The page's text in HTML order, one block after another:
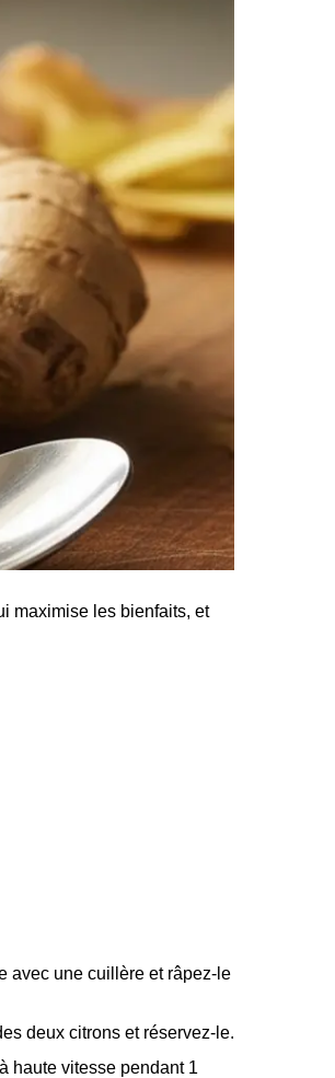
maximise les bienfaits, et
avec une cuillère et râpez-le
deux citrons et réservez-le.
haute vitesse pendant 1